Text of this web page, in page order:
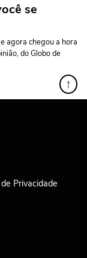
se
agora chegou a hora
do Globo de
↑
Privacidade